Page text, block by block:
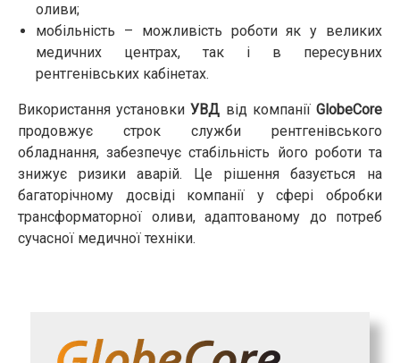
оливи;
мобільність – можливість роботи як у великих
медичних центрах, так і в пересувних
рентгенівських кабінетах.
Використання установкиУВД від компаніїGlobeCore
продовжує строк служби рентгенівського
обладнання, забезпечує стабільність його роботи та
знижує ризики аварій. Це рішення базується на
багаторічному досвіді компанії у сфері обробки
трансформаторної оливи, адаптованому до потреб
сучасної медичної техніки.